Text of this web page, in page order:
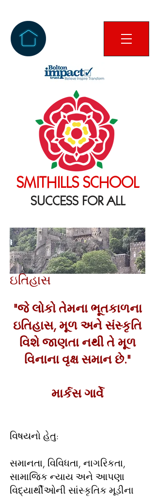
SMITHILLS SCHOOL
SUCCESS FOR ALL
ઇતિહાસ
"જે લોકો તેમના ભૂતકાળના
ઇતિહાસ, મૂળ અને સંસ્કૃતિ
વિશે જાણતા નથી તે મૂળ
વિનાના વૃક્ષ સમાન છે."
માર્કસ ગાર્વે
વિષયનો હેતુ:
સમાનતા, વિવિધતા, નાગરિકતા,
સામાજિક ન્યાય અને આપણા
વિદ્યાર્થીઓની સાંસ્કૃતિક મૂડીના